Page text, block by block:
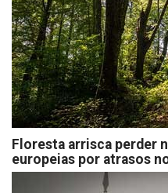
Floresta arrisca perder
europeias por atrasos